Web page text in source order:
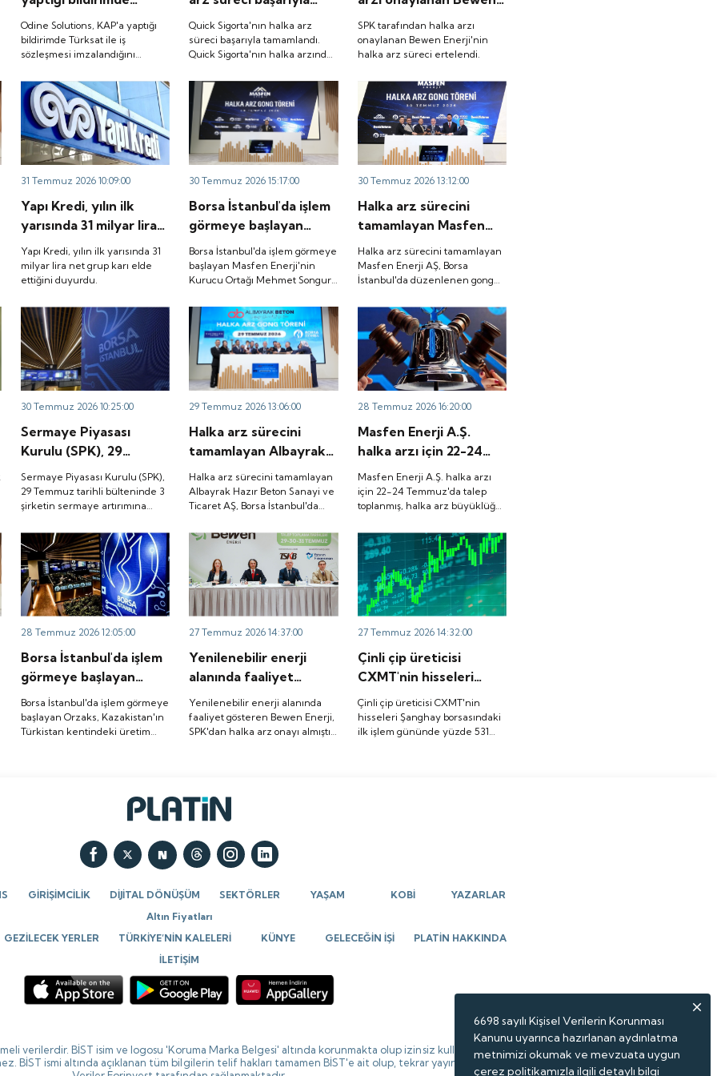
Türksat ile iş
sözleşmesi
imzalandığını duyurdu.
Odine Solutions, KAP'a yaptığı
bildirimde Türksat ile iş
sözleşmesi imzalandığını
tamamlandı. Quick
Sigorta'nın halka
arzında bireysel
tutarın yaklaşık 1,31
katı ve yurt içi
kurumsal yatırımcılara
ayrılan tutarın ise 1,07
katı talep geldi. Quick
2026 tarihinde “QUICK”
işlem koduyla Borsa
İstanbul'da işlem
görmeye başlayacak.
Quick Sigorta'nın halka arz
süreci başarıyla tamamlandı.
Quick Sigorta'nın halka arzında
tutarın yaklaşık 1,31 katı ve yurt
içi kurumsal yatırımcılara
ayrılan tutarın ise 1,07 katı talep
geldi. Quick Sigorta, 6 Ağustos
2026 tarihinde “QUICK” işlem
koduyla Borsa İstanbul'da işlem
Enerji'nin halka arz
süreci ertelendi.
SPK tarafından halka arzı
onaylanan Bewen Enerji'nin
halka arz süreci ertelendi.
31 Temmuz 2026 10:09:00
Yapı Kredi, yılın ilk
yarısında 31 milyar lira
net grup karı elde
ettiğini duyurdu.
Yapı Kredi, yılın ilk yarısında 31
milyar lira net grup karı elde
ettiğini duyurdu.
30 Temmuz 2026 15:17:00
Borsa İstanbul'da işlem
görmeye başlayan
Masfen Enerji'nin
Kurucu Ortağı Mehmet
Songur, şirketin yatırım
Borsa İstanbul'da işlem görmeye
başlayan Masfen Enerji'nin
Kurucu Ortağı Mehmet Songur,
30 Temmuz 2026 13:12:00
Halka arz sürecini
tamamlayan Masfen
Enerji AŞ, Borsa
İstanbul'da düzenlenen
gong töreniyle
görmeye başladı.
Halka arz sürecini tamamlayan
Masfen Enerji AŞ, Borsa
İstanbul'da düzenlenen gong
işlem görmeye başladı.
30 Temmuz 2026 10:25:00
Sermaye Piyasası
Kurulu (SPK), 29
Temmuz tarihli
bülteninde 3 şirketin
sermaye artırımına
Sermaye Piyasası Kurulu (SPK),
29 Temmuz tarihli bülteninde 3
şirketin sermaye artırımına
29 Temmuz 2026 13:06:00
Halka arz sürecini
tamamlayan Albayrak
Hazır Beton Sanayi ve
Ticaret AŞ, Borsa
İstanbul'da düzenlenen
"ALBTN" koduyla işlem
görmeye başladı.
Halka arz sürecini tamamlayan
Albayrak Hazır Beton Sanayi ve
Ticaret AŞ, Borsa İstanbul'da
"ALBTN" koduyla işlem görmeye
28 Temmuz 2026 16:20:00
Masfen Enerji A.Ş.
halka arzı için 22-24
Temmuz'da talep
toplanmış, halka arz
büyüklüğü
olarak gerçekleşmişti.
Peki, şirket payları ne
zaman borsada işlem
görecek?
Masfen Enerji A.Ş. halka arzı
için 22-24 Temmuz'da talep
toplanmış, halka arz büyüklüğü
gerçekleşmişti. Peki, şirket
payları ne zaman borsada işlem
görecek?
28 Temmuz 2026 12:05:00
Borsa İstanbul'da işlem
görmeye başlayan
Orzaks, Kazakistan'ın
Türkistan kentindeki
üretim tesisi
Borsa İstanbul'da işlem görmeye
başlayan Orzaks, Kazakistan'ın
Türkistan kentindeki üretim
27 Temmuz 2026 14:37:00
Yenilenebilir enerji
alanında faaliyet
gösteren Bewen Enerji,
SPK'dan halka arz
onayı almıştı. Halka arz
Yenilenebilir enerji alanında
faaliyet gösteren Bewen Enerji,
SPK'dan halka arz onayı almıştı.
27 Temmuz 2026 14:32:00
Çinli çip üreticisi
CXMT'nin hisseleri
Şanghay borsasındaki
ilk işlem gününde
yüzde 531 oranında
Çinli çip üreticisi CXMT'nin
hisseleri Şanghay borsasındaki
ilk işlem gününde yüzde 531
GİRİŞİMCİLİK DİJİTAL DÖNÜŞÜM SEKTÖRLER YAŞAM KOBİ
YAZARLAR
Altın Fiyatları
GEZİLECEK YERLER TÜRKİYE’NİN KALELERİ KÜNYE GELECEĞİN İŞİ
PLATİN HAKKINDA
İLETİŞİM
verilerdir. BİST isim ve logosu 'Koruma Marka Belgesi' altında korunmakta olup izinsiz kullanılamaz,
BİST ismi altında açıklanan tüm bilgilerin telif hakları tamamen BİST'e ait olup, tekrar yayınlanamaz.
6698 sayılı Kişisel Verilerin Korunması
Kanunu uyarınca hazırlanan aydınlatma
metnimizi okumak ve mevzuata uygun
çerez politikamızla ilgili detaylı bilgi